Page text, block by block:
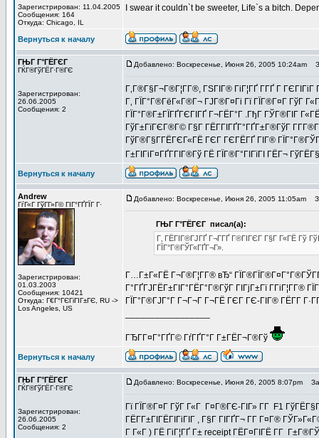
Зарегистрирован: 11.04.2005
Сообщения: 164
Откуда: Chicago, IL
I swear it couldn`t be sweeter, Life`s a bitch.
Вернуться к началу
ГЊГ Г°ГЁГЄГ
ГЌГ®ГўГЁГ·Г®ГЄ
Зарегистрирован:
26.06.2005
Сообщения: 2
Добавлено: Воскресенье, Июня 26, 2005 10:24am
Г‚Г®Г§Г¬Г®Г¦Г­Г®, ГЅГІГ® ГіГ¦ГҐ Г­ГҐ Г ГЄГІГіГ
Г‚ ГЇГ°Г®ГёГ«Г®Г¬ ГЈГ®Г¤Гі Гї ГЇГ®Г¤Г ГўГ
ГЇГ°Г®Г±ГЇГҐГЄГІГҐ Г¬ГЁГ°Г .ГђГ ГЎГ®ГІГ
ГўГ±ГїГЄГ®Г© Г§Г ГЁГ­ГІГҐГ°ГҐГ±Г®ГўГ
ГўГ®Г§Г­ГЁГЄГ«ГЁ ГЄГ ГЄГЁГҐ ГІГ®
Г±ГІГіГ¤ГҐГ­ГІГ®Гў ГЁ ГЇГ®Г°ГІГїГІ ГЁГ¬
Вернуться к началу
Andrew
ГѓГ«Г ГўГ­Г»Г© ГІГ°ГҐГЇГ Г·
Зарегистрирован:
01.03.2003
Сообщения: 10421
Откуда: Г€Г°ГЄГіГІГ±ГЄ, RU ->
Los Angeles, US
Добавлено: Воскресенье, Июня 26, 2005 11:05am
ГЊГ Г°ГЁГЄГ писал(а):
Г‚ ГЁГІГ®ГЈГҐ Г¬Г­ГҐ Г®ГІГЄГ Г§Г Г«ГЁ Гў
ГЇГ°Г®ГЎГ«ГҐГ¬Г».
Г…Г±Г«ГЁ Г¬Г®Г¦Г­Г® вЂ“
Г°ГҐГЈГЁГ±ГІГ°ГЁГ°Г®ГўГ ГІГјГ±Гї Г­ГіГ¦Г­Г®
ГЇГ°Г®ГЈГ°Г Г¬Г¬Г Г¬ГЁ ГЄГ ГЄ-ГІГ® ГЁГ­Г
ГЂГ­Г¤Г°ГҐГ© ГѓГҐГ°Г Г±ГЁГ¬Г®Гў
Вернуться к началу
ГЊГ Г°ГЁГЄГ
ГЌГ®ГўГЁГ·Г®ГЄ
Зарегистрирован:
26.06.2005
Сообщения: 2
Добавлено: Воскресенье, Июня 26, 2005 8:07pm
Гї ГЇГ®Г¤Г ГўГ Г«Г Г¤Г®ГЄ-ГІГ» Г­Г F1
ГЁГ­Г±ГІГЁГІГіГІГ , Г§Г ГІГҐГ¬ Г­Г Г¤Г®
Г Г«Г ) ГЁ ГіГ¦ГҐ Г± receipt ГЁГ¤ГІГЁ Г­Г